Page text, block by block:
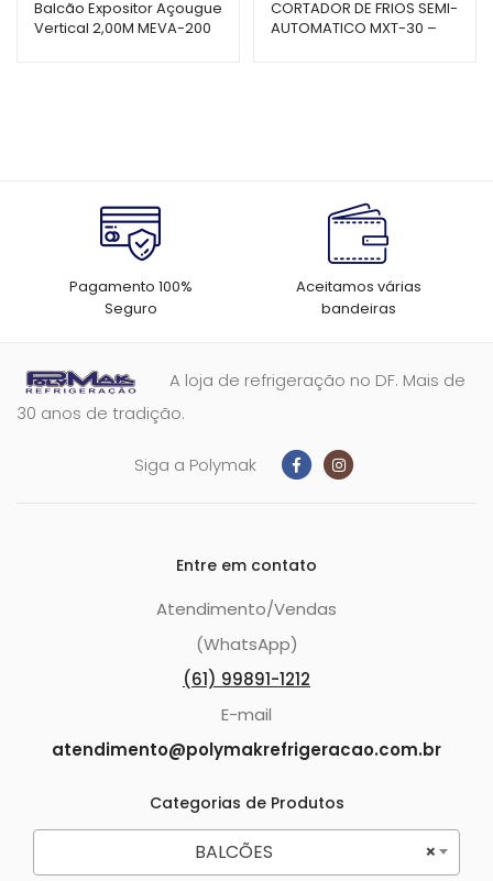
Balcão Expositor Açougue
Vertical 2,00M MEVA-200
CORTADOR DE FRIOS SEMI-
AUTOMATICO MXT-30 –
Pagamento 100%
Seguro
Aceitamos várias
bandeiras
A loja de refrigeração no DF. Mais de
30 anos de tradição.
Siga a Polymak
Entre em contato
Atendimento/Vendas
(WhatsApp)
(61) 99891-1212
E-mail
atendimento@polymakrefrigeracao.com.br
Categorias de Produtos
×
BALCÕES